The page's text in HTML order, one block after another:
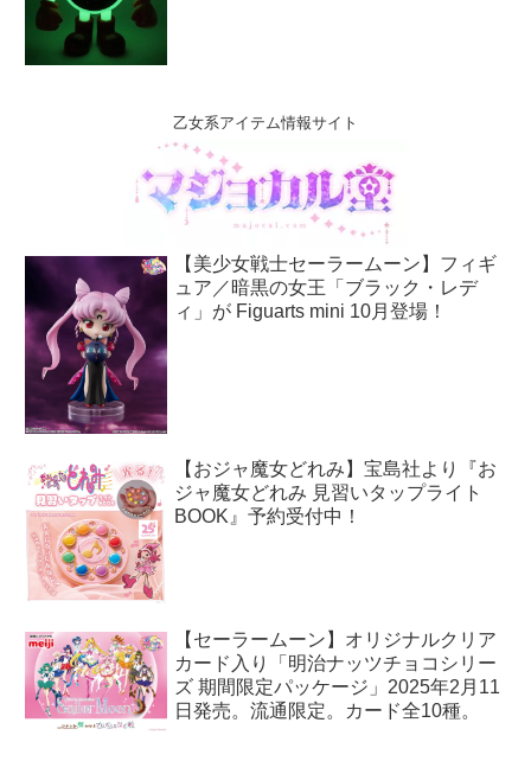
乙女系アイテム情報サイト
【美少女戦士セーラームーン】フィギ
ュア／暗黒の女王「ブラック・レデ
ィ」が Figuarts mini 10月登場！
【おジャ魔女どれみ】宝島社より『お
ジャ魔女どれみ 見習いタップライト
BOOK』予約受付中！
【セーラームーン】オリジナルクリア
カード入り「明治ナッツチョコシリー
ズ 期間限定パッケージ」2025年2月11
日発売。流通限定。カード全10種。